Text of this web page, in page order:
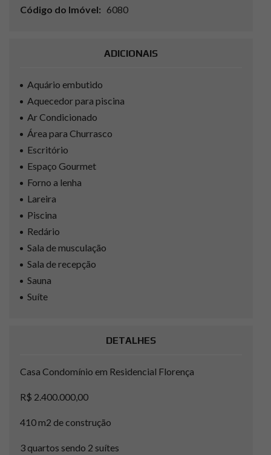
Código do Imóvel: 6080
ADICIONAIS
Aquário embutido
Aquecedor para piscina
Ar Condicionado
Área para Churrasco
Escritório
Espaço Gourmet
Forno a lenha
Lareira
Piscina
Redário
Sala de musculação
Sala de recepção
Sauna
Suíte
DETALHES
Casa Condomínio em Residencial Florença
R$ 2.400.000,00
410 m2 de construção
3 quartos sendo 2 suítes